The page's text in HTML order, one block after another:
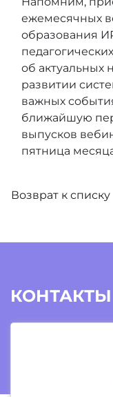
ежемесячных
образования
об актуальных
развитии
важных
ближайшую
выпусков
пятница
Возврат к списку
КОНТАКТЫ